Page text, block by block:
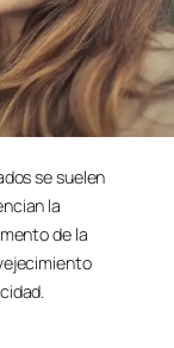
se suelen
la
de la